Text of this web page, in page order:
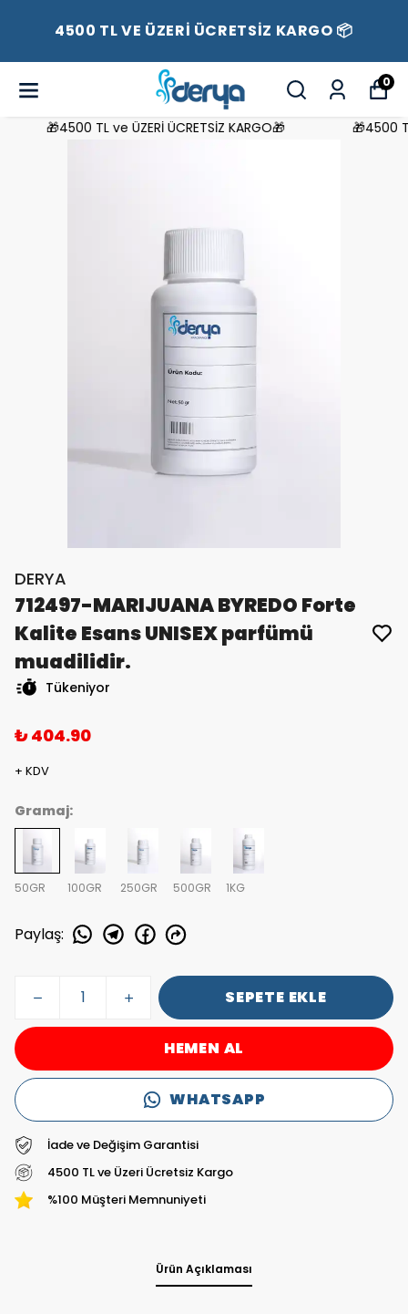
4500 TL VE ÜZERİ ÜCRETSİZ KARGO 📦
0
🎁4500 TL ve ÜZERİ ÜCRETSİZ KARGO🎁 🎁4500 TL
DERYA
712497-MARIJUANA BYREDO Forte
Kalite Esans UNISEX parfümü
muadilidir.
Tükeniyor
₺ 404.90
+ KDV
Gramaj:
50GR 100GR 250GR 500GR 1KG
Paylaş:
SEPETE EKLE
HEMEN AL
WHATSAPP
İade ve Değişim Garantisi
4500 TL ve Üzeri Ücretsiz Kargo
%100 Müşteri Memnuniyeti
Ürün Açıklaması